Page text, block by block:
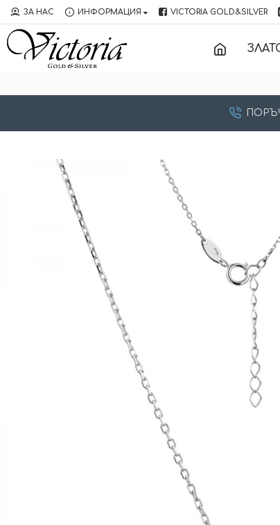
ЗА НАС ИНФОРМАЦИЯ VICTORIA GOLD&SILVER